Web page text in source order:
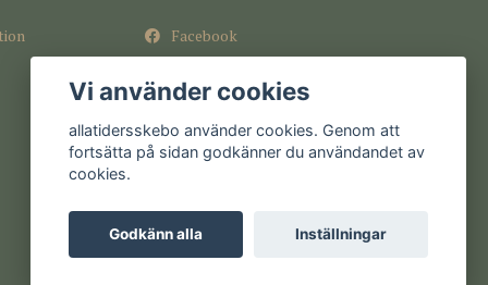
Facebook
Pinterest
Vi använder cookies
allatidersskebo använder cookies. Genom att
fortsätta på sidan godkänner du användandet av
cookies.
Godkänn alla Inställningar